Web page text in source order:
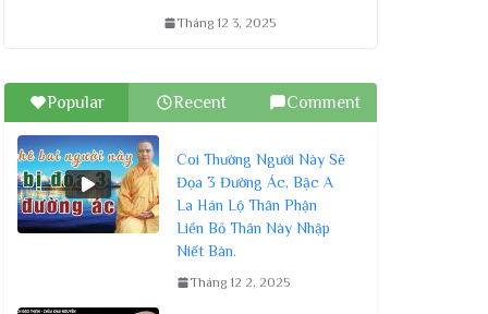
Tháng 12 3, 2025
Popular Recent Comment
Coi Thường Người Này Sẽ
Đọa 3 Đường Ác, Bậc A
La Hán Lộ Thân Phận
Liền Bỏ Thân Này Nhập
Niết Bàn.
Tháng 12 2, 2025